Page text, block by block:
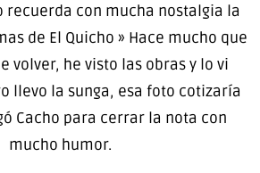
recuerda con mucha nostalgia la
de El Quicho » Hace mucho que
volver, he visto las obras y lo vi
llevo la sunga, esa foto cotizaría
Cacho para cerrar la nota con
mucho humor.